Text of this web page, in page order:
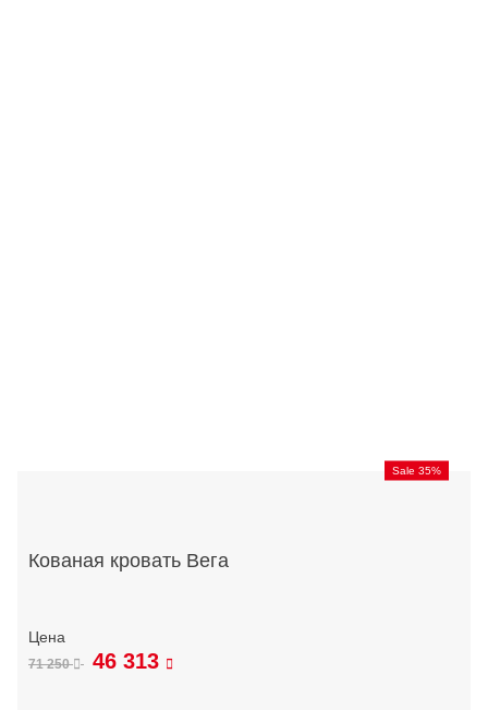
Sale 35%
Кованая кровать Вега
71 250 46 313